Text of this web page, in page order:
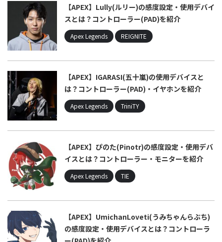
【APEX】Lully(ルリー)の感度設定・使用デバイ
スとは？コントローラー(PAD)を紹介
Apex Legends REIGNITE
【APEX】IGARASI(五十嵐)の使用デバイスと
は？コントローラー(PAD)・イヤホンを紹介
Apex Legends TriniTY
【APEX】ぴのた(Pinotr)の感度設定・使用デバ
イスとは？コントローラー・モニターを紹介
Apex Legends TIE
【APEX】UmichanLoveti(うみちゃんらぶち)
の感度設定・使用デバイスとは？コントローラ